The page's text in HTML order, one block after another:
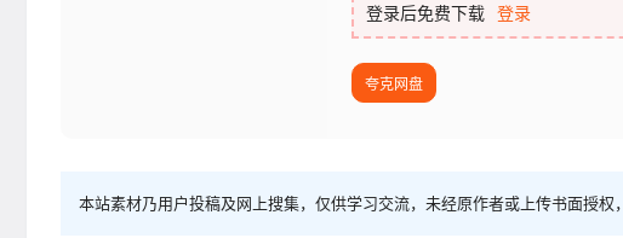
登录后免费下载 登录
夸克网盘
本站素材乃用户投稿及网上搜集，仅供学习交流，未经原作者或上传书面授